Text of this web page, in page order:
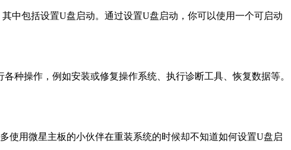
中包括设置U盘启动。通过设置U盘启动，你可以使用一个可启动
种操作，例如安装或修复操作系统、执行诊断工具、恢复数据等。
使用微星主板的小伙伴在重装系统的时候却不知道如何设置U盘启